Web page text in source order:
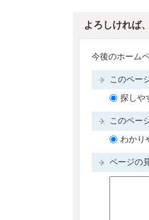
よろしければ
今後のホーム
このペー
探しや
このペー
わかり
ページの